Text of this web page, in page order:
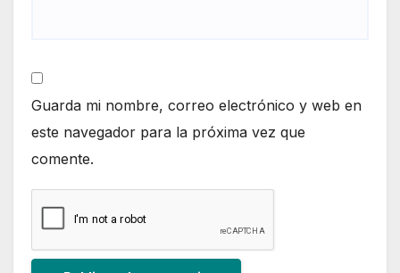
Guarda mi nombre, correo electrónico y web en
este navegador para la próxima vez que
comente.